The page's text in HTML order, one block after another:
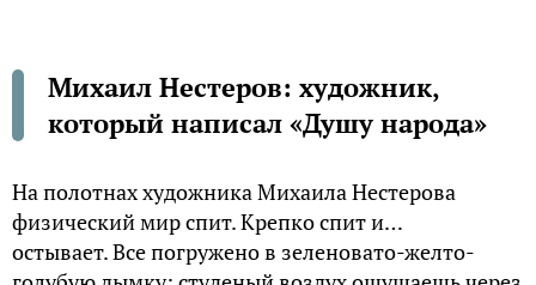
Михаил Нестеров: художник,
который написал «Душу народа»
На полотнах художника Михаила Нестерова
физический мир спит. Крепко спит и…
остывает. Все погружено в зеленовато-желто-